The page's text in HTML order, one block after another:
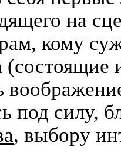
на
кому
под силу,
, выбору